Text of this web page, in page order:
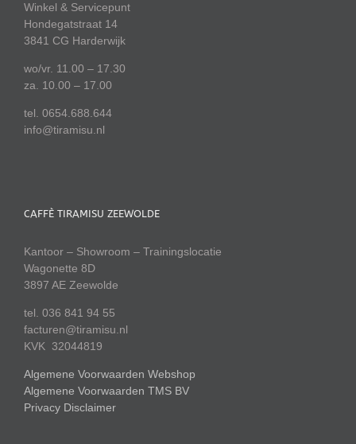
Winkel & Servicepunt
Hondegatstraat 14
3841 CG Harderwijk
wo/vr. 11.00 – 17.30
za. 10.00 – 17.00
tel. 0654.688.644
info@tiramisu.nl
CAFFÈ TIRAMISU ZEEWOLDE
Kantoor – Showroom – Trainingslocatie
Wagonette 8D
3897 AE Zeewolde
tel. 036 841 94 55
facturen@tiramisu.nl
KVK 32044819
Algemene Voorwaarden Webshop
Algemene Voorwaarden TMS BV
Privacy Disclaimer